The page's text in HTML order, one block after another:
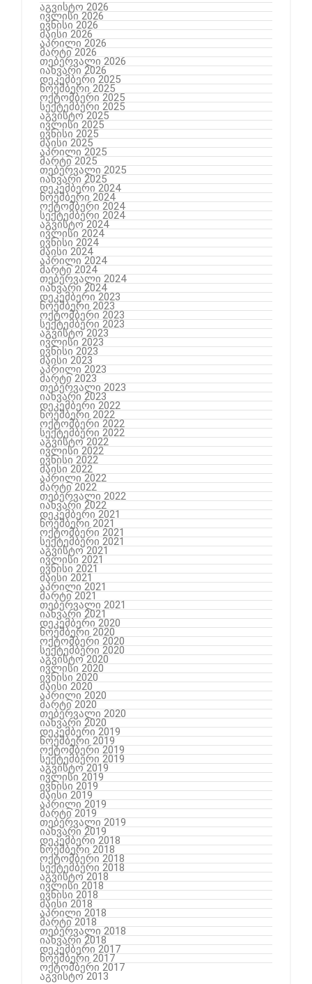
აგვისტო 2026
ივლისი 2026
ივნისი 2026
მაისი 2026
აპრილი 2026
მარტი 2026
თებერვალი 2026
იანვარი 2026
დეკემბერი 2025
ნოემბერი 2025
ოქტომბერი 2025
სექტემბერი 2025
აგვისტო 2025
ივლისი 2025
ივნისი 2025
მაისი 2025
აპრილი 2025
მარტი 2025
თებერვალი 2025
იანვარი 2025
დეკემბერი 2024
ნოემბერი 2024
ოქტომბერი 2024
სექტემბერი 2024
აგვისტო 2024
ივლისი 2024
ივნისი 2024
მაისი 2024
აპრილი 2024
მარტი 2024
თებერვალი 2024
იანვარი 2024
დეკემბერი 2023
ნოემბერი 2023
ოქტომბერი 2023
სექტემბერი 2023
აგვისტო 2023
ივლისი 2023
ივნისი 2023
მაისი 2023
აპრილი 2023
მარტი 2023
თებერვალი 2023
იანვარი 2023
დეკემბერი 2022
ნოემბერი 2022
ოქტომბერი 2022
სექტემბერი 2022
აგვისტო 2022
ივლისი 2022
ივნისი 2022
მაისი 2022
აპრილი 2022
მარტი 2022
თებერვალი 2022
იანვარი 2022
დეკემბერი 2021
ნოემბერი 2021
ოქტომბერი 2021
სექტემბერი 2021
აგვისტო 2021
ივლისი 2021
ივნისი 2021
მაისი 2021
აპრილი 2021
მარტი 2021
თებერვალი 2021
იანვარი 2021
დეკემბერი 2020
ნოემბერი 2020
ოქტომბერი 2020
სექტემბერი 2020
აგვისტო 2020
ივლისი 2020
ივნისი 2020
მაისი 2020
აპრილი 2020
მარტი 2020
თებერვალი 2020
იანვარი 2020
დეკემბერი 2019
ნოემბერი 2019
ოქტომბერი 2019
სექტემბერი 2019
აგვისტო 2019
ივლისი 2019
ივნისი 2019
მაისი 2019
აპრილი 2019
მარტი 2019
თებერვალი 2019
იანვარი 2019
დეკემბერი 2018
ნოემბერი 2018
ოქტომბერი 2018
სექტემბერი 2018
აგვისტო 2018
ივლისი 2018
ივნისი 2018
მაისი 2018
აპრილი 2018
მარტი 2018
თებერვალი 2018
იანვარი 2018
დეკემბერი 2017
ნოემბერი 2017
ოქტომბერი 2017
აგვისტო 2013